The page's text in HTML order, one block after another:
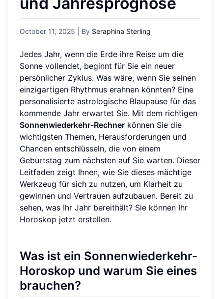
October 11, 2025 | By Seraphina Sterling
Jedes Jahr, wenn die Erde ihre Reise um die
Sonne vollendet, beginnt für Sie ein neuer
persönlicher Zyklus. Was wäre, wenn Sie seinen
einzigartigen Rhythmus erahnen könnten? Eine
personalisierte astrologische Blaupause für das
kommende Jahr erwartet Sie. Mit dem richtigen
Sonnenwiederkehr-Rechner können Sie die
wichtigsten Themen, Herausforderungen und
Chancen entschlüsseln, die von einem
Geburtstag zum nächsten auf Sie warten. Dieser
Leitfaden zeigt Ihnen, wie Sie dieses mächtige
Werkzeug für sich zu nutzen, um Klarheit zu
gewinnen und Vertrauen aufzubauen. Bereit zu
sehen, was Ihr Jahr bereithält? Sie können Ihr
Horoskop jetzt erstellen.
Was ist ein Sonnenwiederkehr-
Horoskop und warum Sie eines
brauchen?